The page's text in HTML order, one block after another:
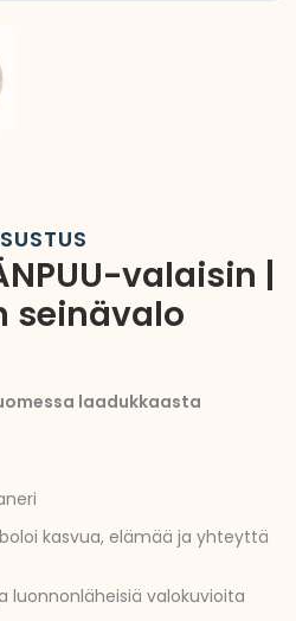
valaisin |
seinävalo
laadukkaasta
kasvua, elämää ja yhteyttä
luonnonläheisiä valokuvioita